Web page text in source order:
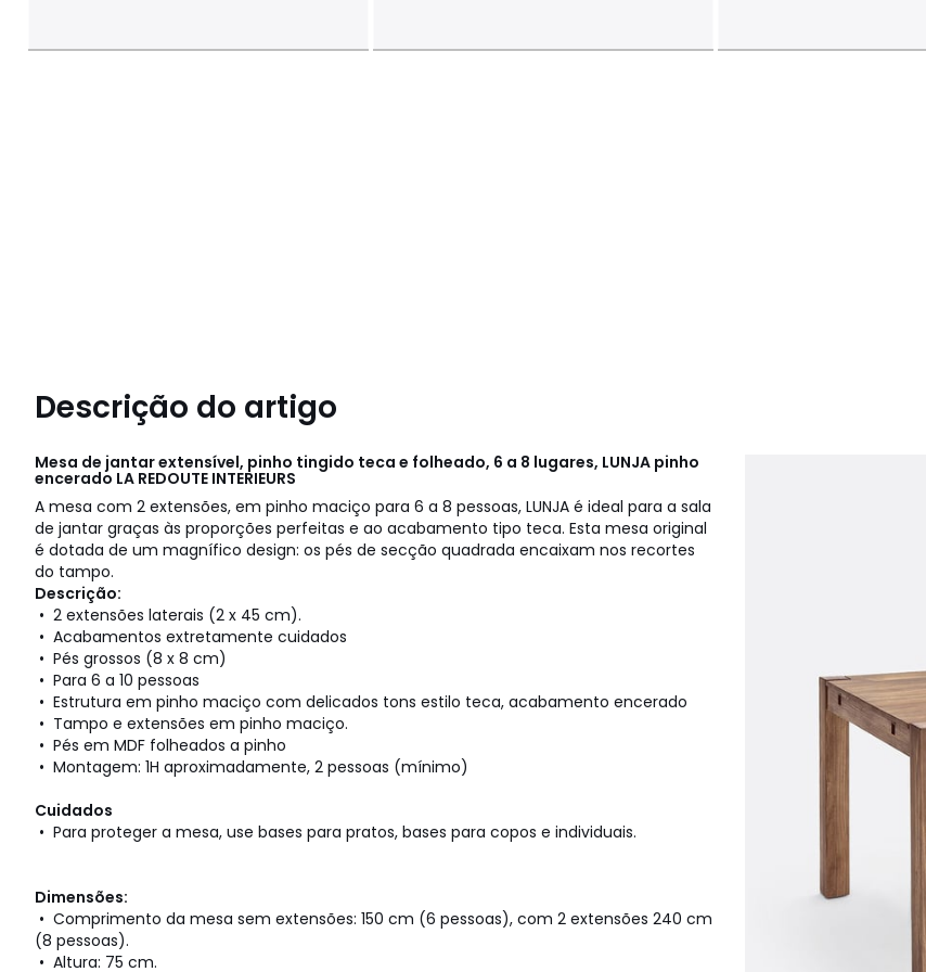
Descrição do artigo
Mesa de jantar extensível, pinho tingido teca e folheado, 6 a 8 lugares, LUNJA pinho
encerado LA REDOUTE INTERIEURS
A mesa com 2 extensões, em pinho maciço para 6 a 8 pessoas, LUNJA é ideal para a sala
de jantar graças às proporções perfeitas e ao acabamento tipo teca. Esta mesa original
é dotada de um magnífico design: os pés de secção quadrada encaixam nos recortes
do tampo.
Descrição:
• 2 extensões laterais (2 x 45 cm).
• Acabamentos extretamente cuidados
• Pés grossos (8 x 8 cm)
• Para 6 a 10 pessoas
• Estrutura em pinho maciço com delicados tons estilo teca, acabamento encerado
• Tampo e extensões em pinho maciço.
• Pés em MDF folheados a pinho
• Montagem: 1H aproximadamente, 2 pessoas (mínimo)
Cuidados
• Para proteger a mesa, use bases para pratos, bases para copos e individuais.
Dimensões:
• Comprimento da mesa sem extensões: 150 cm (6 pessoas), com 2 extensões 240 cm
(8 pessoas).
• Altura: 75 cm.